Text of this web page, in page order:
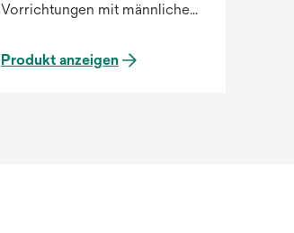
Vorrichtungen mit männlichem
70%igem Isopropylalkohol
Produkt anzeigen